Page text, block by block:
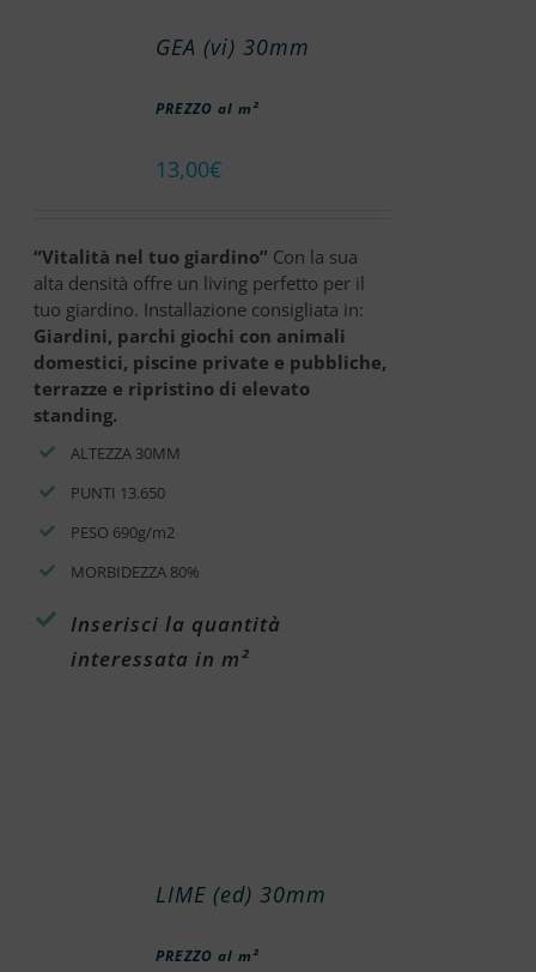
GEA (vi) 30mm
PREZZO al m²
13,00€
“Vitalità nel tuo giardino” Con la sua
alta densità offre un living perfetto per il
tuo giardino. Installazione consigliata in:
Giardini, parchi giochi con animali
domestici, piscine private e pubbliche,
terrazze e ripristino di elevato
standing.
ALTEZZA 30MM
PUNTI 13.650
PESO 690g/m2
MORBIDEZZA 80%
Inserisci la quantità
interessata in m²
LIME (ed) 30mm
PREZZO al m²